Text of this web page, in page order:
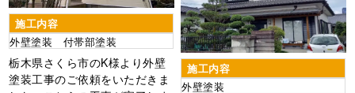
施工内容
外壁塗装 付帯部塗装
栃木県さくら市のK様より外壁
塗装工事のご依頼をいただきま
施工内容
外壁塗装